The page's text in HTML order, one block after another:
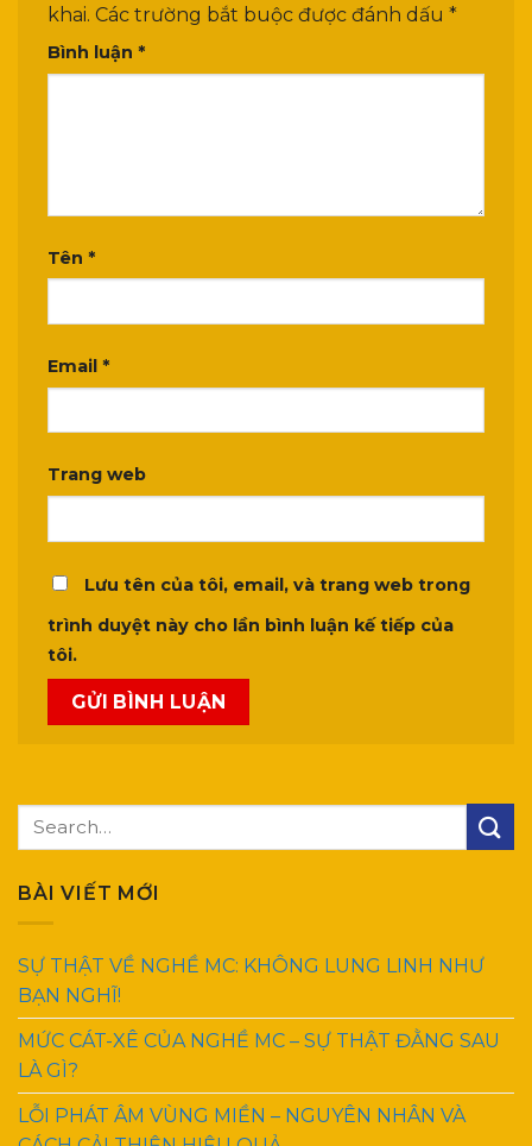
khai. Các trường bắt buộc được đánh dấu *
Bình luận *
Tên *
Email *
Trang web
Lưu tên của tôi, email, và trang web trong
trình duyệt này cho lần bình luận kế tiếp của
tôi.
BÀI VIẾT MỚI
SỰ THẬT VỀ NGHỀ MC: KHÔNG LUNG LINH NHƯ
BẠN NGHĨ!
MỨC CÁT-XÊ CỦA NGHỀ MC – SỰ THẬT ĐẰNG SAU
LÀ GÌ?
LỖI PHÁT ÂM VÙNG MIỀN – NGUYÊN NHÂN VÀ